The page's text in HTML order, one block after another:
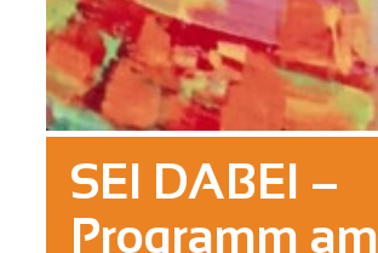
SEI DABEI –
Programm am